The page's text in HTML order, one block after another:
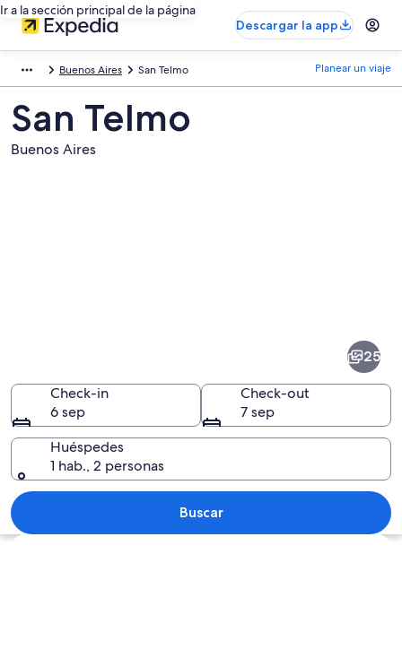
Ir a la sección principal de la página
Descargar la app
Buenos Aires San Telmo Planear un viaje
San Telmo
Buenos Aires
Un mercado callejero concurrido,
25
Check-in
6 sep
Check-out
7 sep
Huéspedes
1 hab., 2 personas
Buscar
Explorar mapa